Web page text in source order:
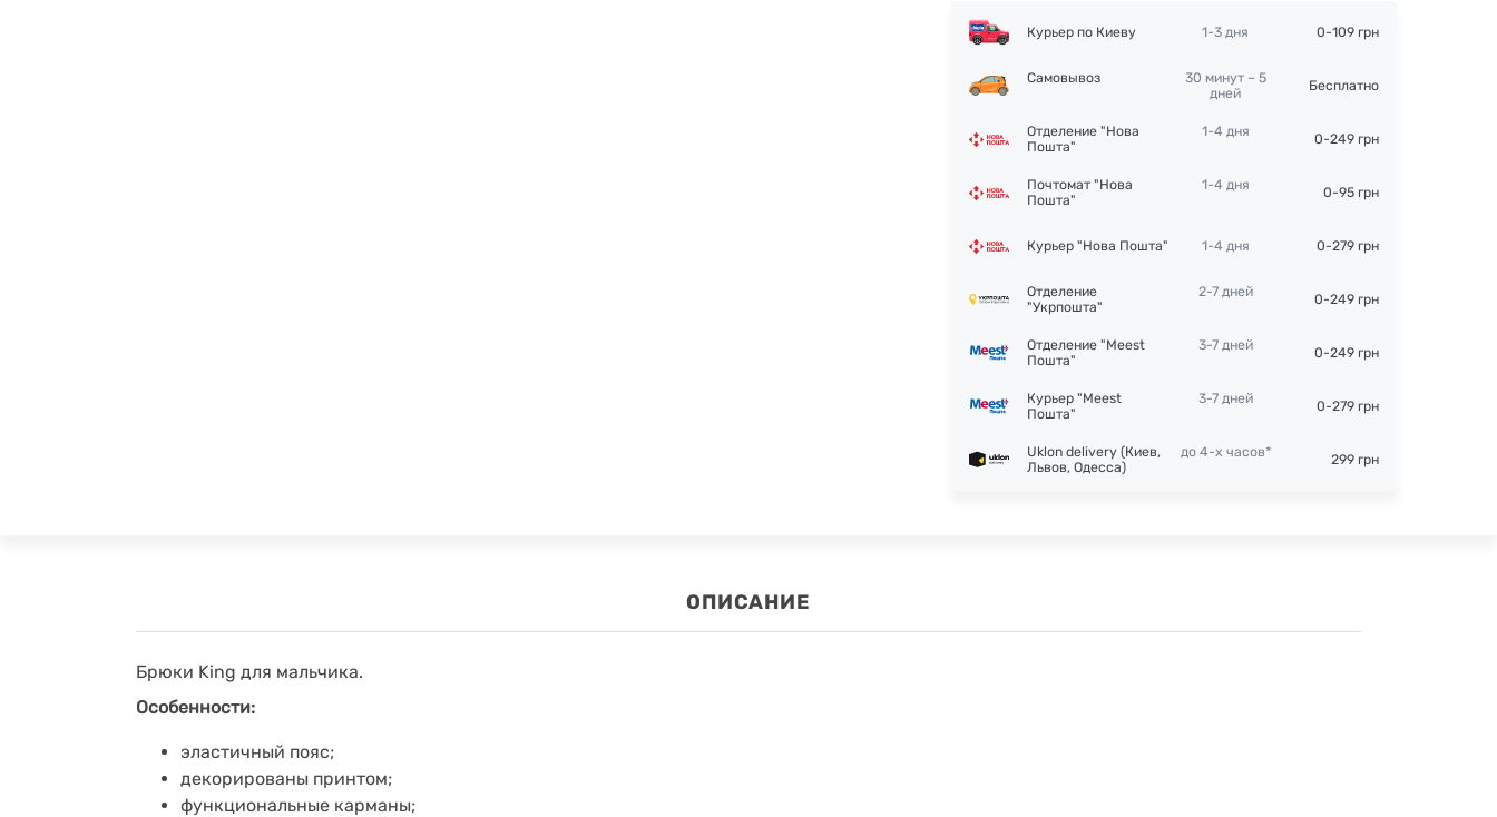
Курьер по Киеву 1-3 дня 0-109 грн
Самовывоз
30 минут – 5
дней
Бесплатно
Отделение "Нова
Пошта"
1-4 дня 0-249 грн
Почтомат "Нова
Пошта"
1-4 дня 0-95 грн
Курьер "Нова Пошта" 1-4 дня 0-279 грн
Отделение
"Укрпошта"
2-7 дней 0-249 грн
Отделение "Meest
Пошта"
3-7 дней 0-249 грн
Курьер "Meest
Пошта"
3-7 дней 0-279 грн
Uklon delivery (Киев,
Львов, Одесса)
до 4-х часов* 299 грн
ОПИСАНИЕ
Брюки King для мальчика.
Особенности:
эластичный пояс;
декорированы принтом;
функциональные карманы;